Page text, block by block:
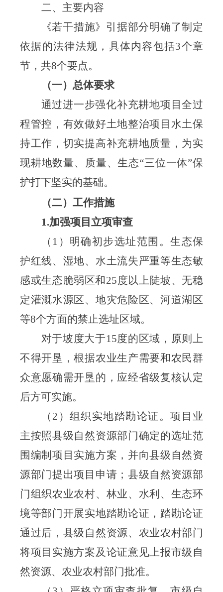
二、主要内容
《若干措施》引据部分明确了制定
依据的法律法规，具体内容包括3个章
节， 共8个要点。
（一）总体要求
通过进一步强化补充耕地项目全过
程管控，有效做好土地整治项目水土保
持工作，切实提高补充耕地质量，为实
现耕地数量、质量、生态“三位一体”保
护打下坚实的基础。
（二） 工作措施
1.加强项目立项审查
（ 1）明确初步选址范围。生态保
护红线、湿地、水土流失严重等生态敏
感或生态脆弱区和25度以上陡坡、无稳
定灌溉水源区、地灾危险区、河道湖区
等8个方面的禁止选址区域。
对于坡度大于15度的区域，原则上
不得开垦，根据农业生产需要和农民群
众意愿确需开垦的，应经省级复核认定
后方可实施。
（ 2 ）组织实地踏勘论证 。项目业
主按照县级自然资源部门确定的选址范
围编制项目实施方案， 并向县级自然资
源部门提出项目申请 ； 县级自然资源部
门组织农业农村、林业、水利、生态环
境等部门开展实地踏勘论证 ， 踏勘论证
通过后，县级自然资源、农业农村部门
将项目实施方案及论证意见上报市级自
然资源、农业农村部门批准。